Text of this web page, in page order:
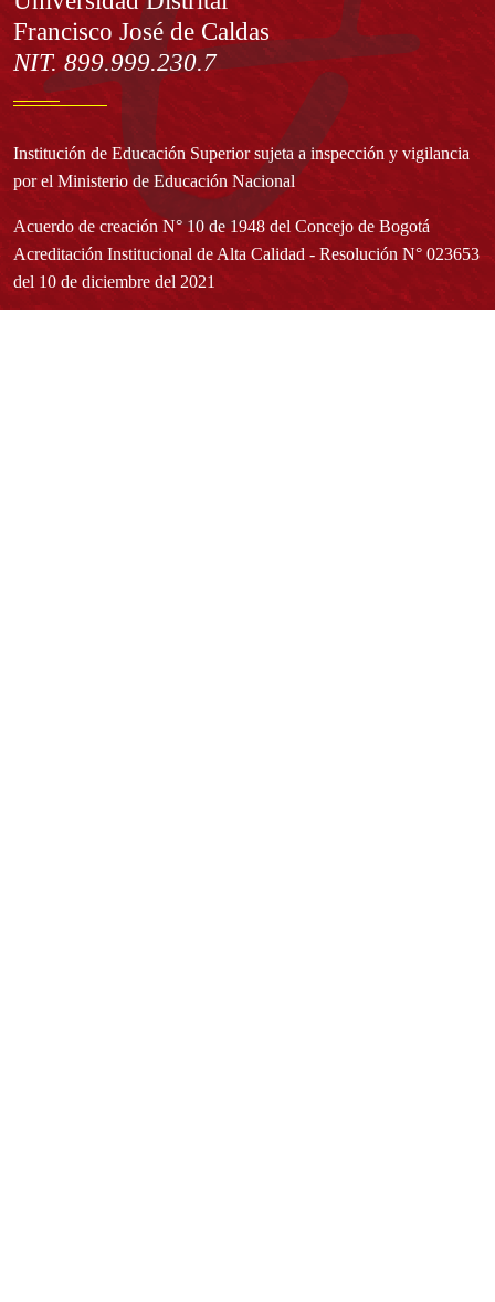
Francisco José de Caldas
NIT. 899.999.230.7
Institución de Educación Superior sujeta a inspección y vigilancia
por el Ministerio de Educación Nacional
Acuerdo de creación N° 10 de 1948 del Concejo de Bogotá
Acreditación Institucional de Alta Calidad - Resolución N° 023653
del 10 de diciembre del 2021